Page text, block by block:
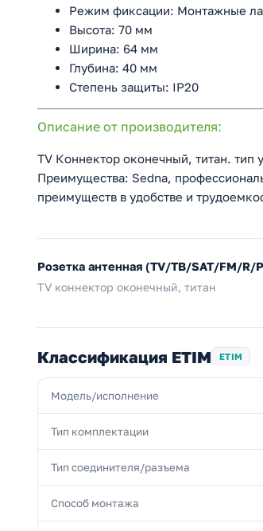
Режим фиксации: Монтажные
Высота: 70 мм
Ширина: 64 мм
Глубина: 40 мм
Степень защиты: IP20
Описание от производителя:
TV Коннектор оконечный, титан. тип
Преимущества: Sedna,
преимуществ в удобстве и
Розетка антенная (TV/ТВ/SAT/FM/R/
TV коннектор оконечный, титан
Классификация ETIM ETIM
Модель/исполнение
Тип комплектации
Тип соединителя/разъема
Способ монтажа